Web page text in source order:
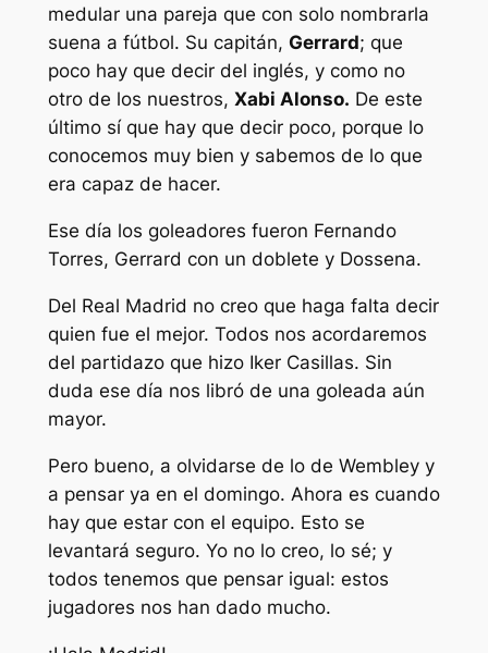
medular una pareja que con solo nombrarla
suena a fútbol. Su capitán, Gerrard; que
poco hay que decir del inglés, y como no
otro de los nuestros, Xabi Alonso. De este
último sí que hay que decir poco, porque lo
conocemos muy bien y sabemos de lo que
era capaz de hacer.
Ese día los goleadores fueron Fernando
Torres, Gerrard con un doblete y Dossena.
Del Real Madrid no creo que haga falta decir
quien fue el mejor. Todos nos acordaremos
del partidazo que hizo Iker Casillas. Sin
duda ese día nos libró de una goleada aún
mayor.
Pero bueno, a olvidarse de lo de Wembley y
a pensar ya en el domingo. Ahora es cuando
hay que estar con el equipo. Esto se
levantará seguro. Yo no lo creo, lo sé; y
todos tenemos que pensar igual: estos
jugadores nos han dado mucho.